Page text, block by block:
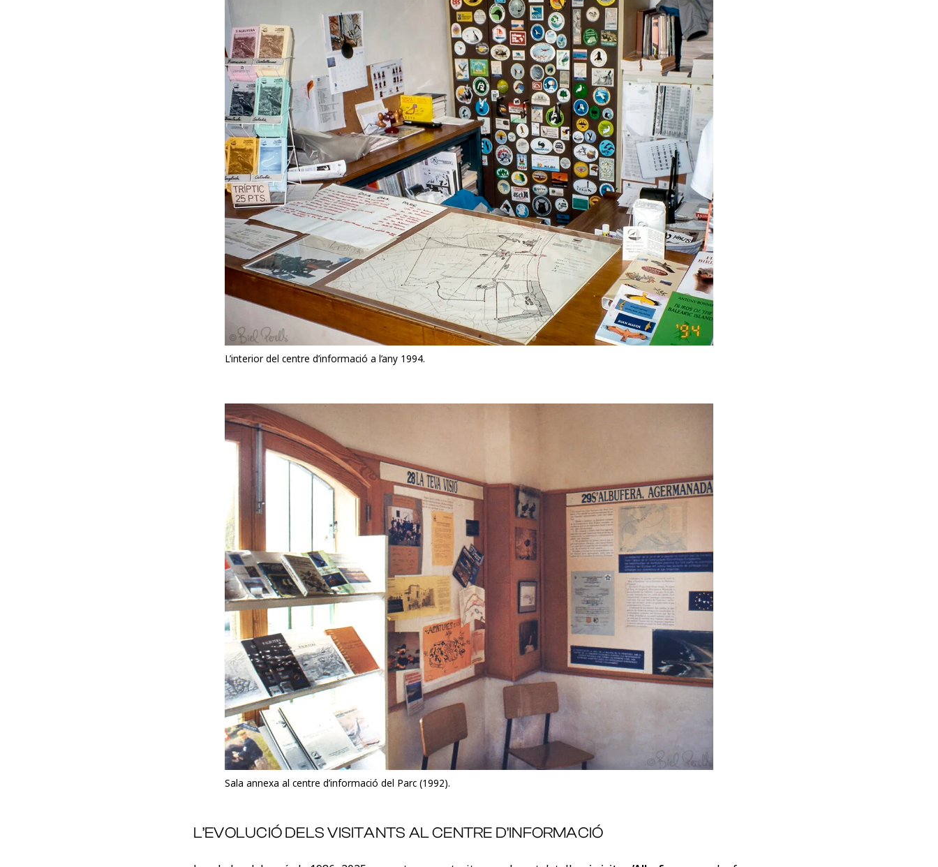
L’interior del centre d’informació a l’any 1994.
Sala annexa al centre d’informació del Parc (1992).
L’EVOLUCIÓ DELS VISITANTS AL CENTRE D’INFORMACIÓ